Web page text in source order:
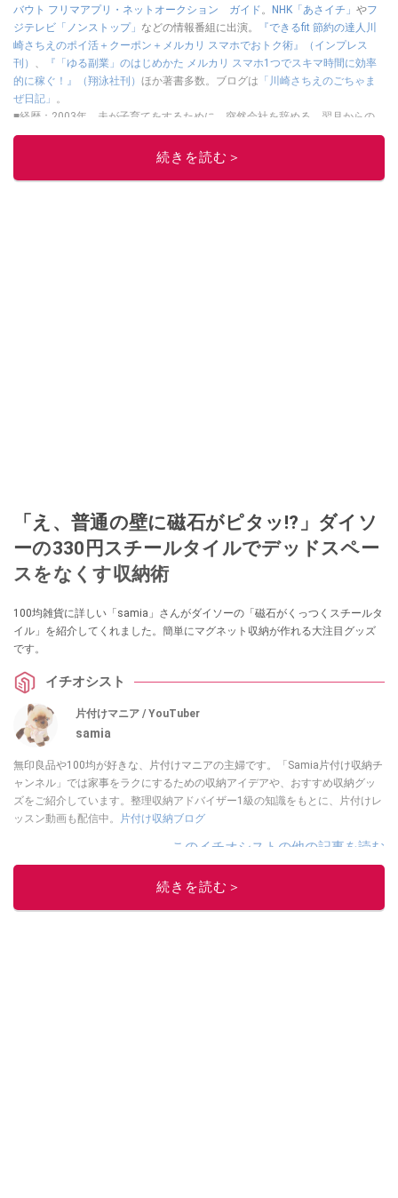
バウト フリマアプリ・ネットオークション ガイド 。 NHK「あさイチ」 やフ
ジテレビ「ノンストップ」 などの情報番組に出演。
『できるfit 節約の達人川
崎さちえのポイ活＋クーポン＋メルカリ スマホでおトク術』（インプレス
刊）
『「ゆる副業」のはじめかた メルカリ スマホ1つでスキマ時間に効率
的に稼ぐ！』（翔泳社刊） ほか著書多数。ブログは 「川崎さちえのごちゃま
ぜ日記」
。
■経歴：2003年、夫が子育てをするために、突然会社を辞める。翌月からの
給料が０円になり、家にいながら、しかも空いた時間でできるオークション
に目をつける。しかし、取引の仕方がわからずに、まずは落札者として参
続きを読む＞
「え、普通の壁に磁石がピタッ!?」ダイソ
ーの330円スチールタイルでデッドスペー
スをなくす収納術
100均雑貨に詳しい「samia」さんがダイソーの「磁石がくっつくスチールタ
イル」を紹介してくれました。簡単にマグネット収納が作れる大注目グッズ
です。
イチオシスト
片付けマニア / YouTuber
samia
無印良品や100均が好きな、片付けマニアの主婦です。「Samia片付け収納チ
ャンネル」では家事をラクにするための収納アイデアや、おすすめ収納グッ
ズをご紹介しています。整理収納アドバイザー1級の知識をもとに、片付けレ
ッスン動画も配信中。
片付け収納ブログ
このイチオシストの他の記事を読む
続きを読む＞